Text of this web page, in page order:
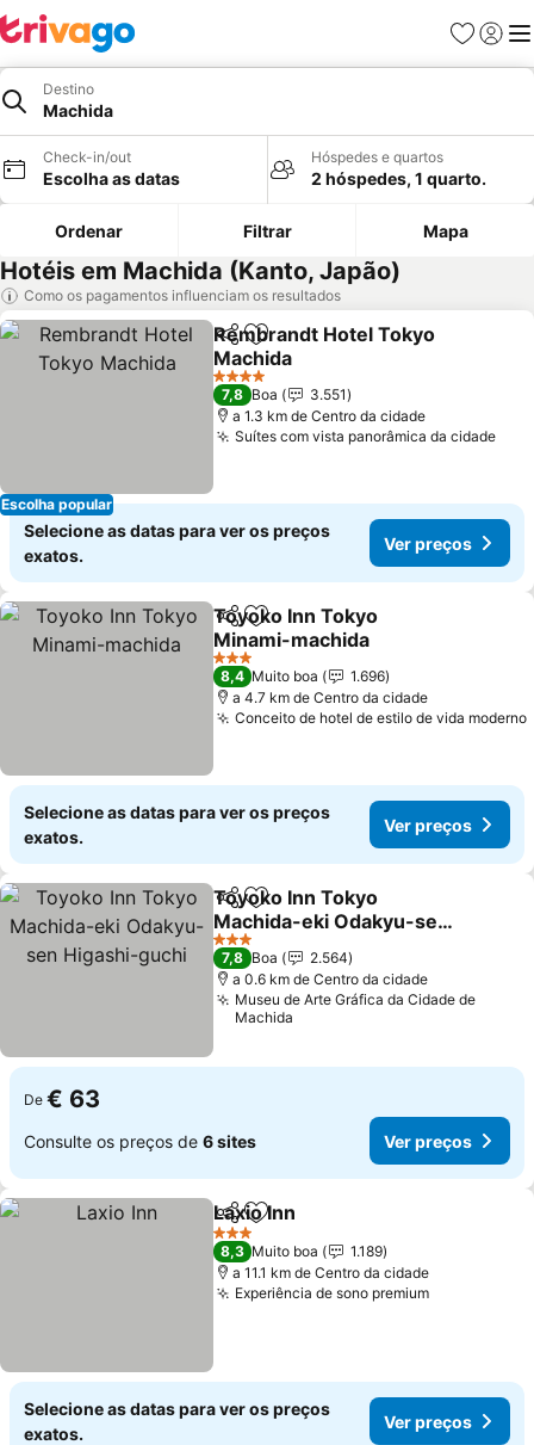
Favoritos
Iniciar
Destino
Machida
Check-in/out
Escolha as datas
Hóspedes e quartos
2 hóspedes, 1 quarto.
Ordenar Filtrar Mapa
Hotéis em Machida (Kanto, Japão)
Como os pagamentos influenciam os resultados
Escolha popular
PartilharAdicionar aos favoritos
Rembrandt Hotel Tokyo
Machida
4 Estrelas
7,8 Boa
3.551
a 1.3 km de Centro da cidade
Suítes com vista panorâmica da cidade
Selecione as datas para ver os preços
exatos.
Ver preços
PartilharAdicionar aos favoritos
Toyoko Inn Tokyo
Minami-machida
3 Estrelas
8,4 Muito boa
1.696
a 4.7 km de Centro da cidade
Conceito de hotel de estilo de vida moderno
Selecione as datas para ver os preços
exatos.
Ver preços
PartilharAdicionar aos favoritos
Toyoko Inn Tokyo
Machida-eki Odakyu-sen
Higashi-guchi
3 Estrelas
7,8 Boa
2.564
a 0.6 km de Centro da cidade
Museu de Arte Gráfica da Cidade de
Machida
De € 63
Consulte os preços de 6 sites Ver preços
PartilharAdicionar aos favoritos
Laxio Inn
3 Estrelas
8,3 Muito boa
1.189
a 11.1 km de Centro da cidade
Experiência de sono premium
Selecione as datas para ver os preços
exatos.
Ver preços